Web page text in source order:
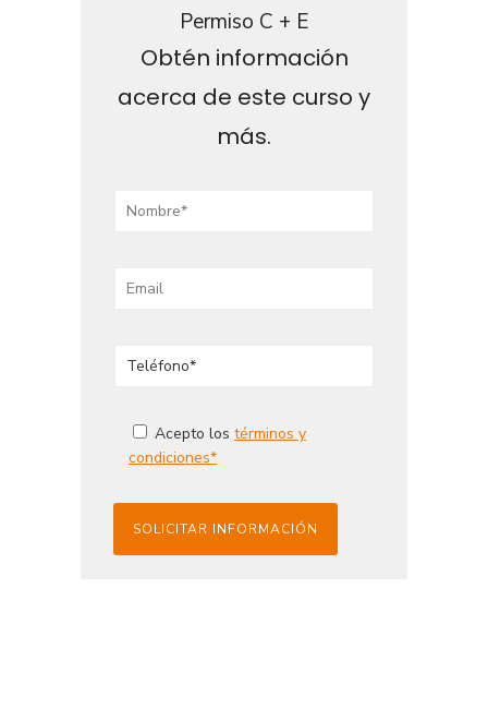
Permiso C + E
Obtén información
acerca de este curso y
más.
Acepto los términos y
condiciones*